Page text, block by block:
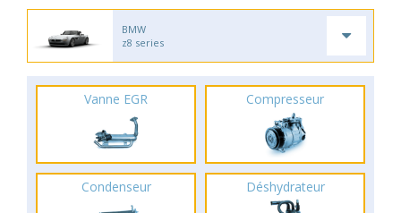
BMW
z8 series
Vanne EGR Compresseur
Condenseur Déshydrateur